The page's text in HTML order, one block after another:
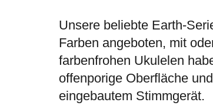
Unsere beliebte Earth-
Farben angeboten, mit
farbenfrohen Ukulelen
offenporige Oberfläche
eingebautem Stimmgerät.